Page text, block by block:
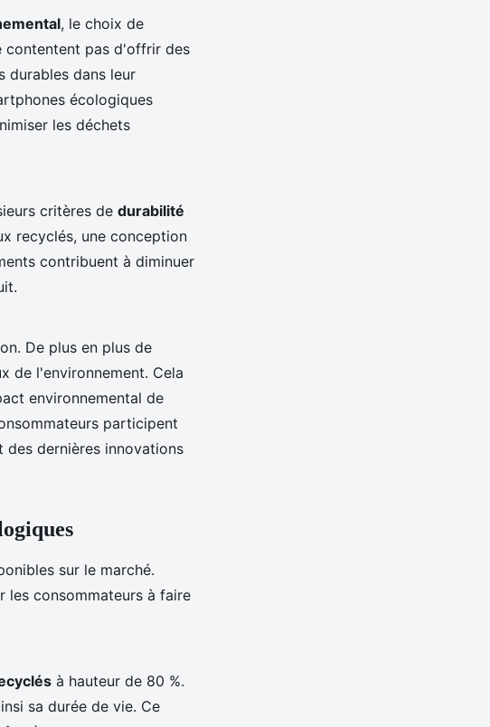
, le choix de
contentent pas d'offrir des
durables dans leur
écologiques
les déchets
critères de durabilité
recyclés, une conception
contribuent à diminuer
De plus en plus de
de l'environnement. Cela
environnemental de
participent
dernières innovations
sur le marché.
les consommateurs à faire
à hauteur de 80 %.
sa durée de vie. Ce